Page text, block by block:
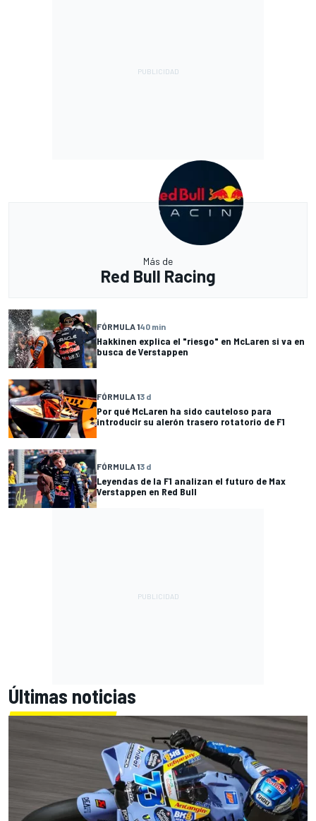
Más de
Red Bull Racing
FÓRMULA 140 min
Hakkinen explica el "riesgo" en McLaren si va en
busca de Verstappen
FÓRMULA 13 d
Por qué McLaren ha sido cauteloso para
introducir su alerón trasero rotatorio de F1
FÓRMULA 13 d
Leyendas de la F1 analizan el futuro de Max
Verstappen en Red Bull
Últimas noticias